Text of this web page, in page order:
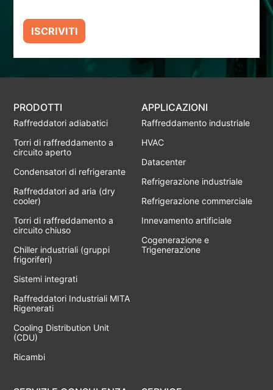
ISCRIVITI
PRODOTTI
Raffreddatori adiabatici
Torri di raffreddamento a
circuito aperto
Condensatori di refrigerante
Raffreddatori ad aria (dry
cooler)
Torri di raffreddamento a
circuito chiuso
Chiller industriali (gruppi
frigoriferi)
Sistemi integrati
Raffreddatori Industriali MITA
Rigenerati
Cooling Distribution Unit
(CDU)
Ricambi
APPLICAZIONI
Raffreddamento industriale
HVAC
Datacenter
Refrigerazione industriale
Refrigerazione commerciale
Innevamento artificiale
Cogenerazione e
Trigenerazione